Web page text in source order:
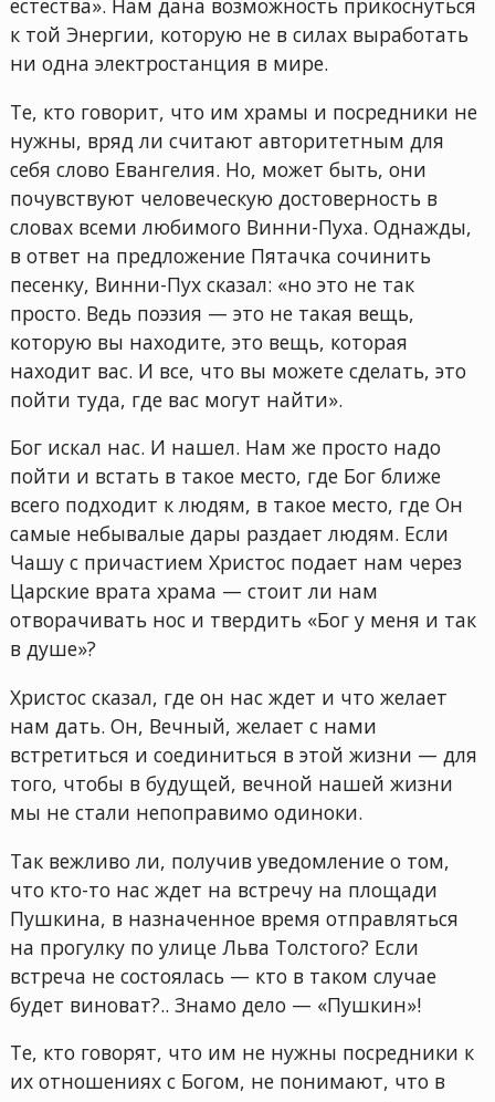
естества». Нам дана возможность прикоснуться
к той Энергии, которую не в силах выработать
ни одна электростанция в мире.
Те, кто говорит, что им храмы и посредники не
нужны, вряд ли считают авторитетным для
себя слово Евангелия. Но, может быть, они
почувствуют человеческую достоверность в
словах всеми любимого Винни-Пуха. Однажды,
в ответ на предложение Пятачка сочинить
песенку, Винни-Пух сказал: «но это не так
просто. Ведь поэзия — это не такая вещь,
которую вы находите, это вещь, которая
находит вас. И все, что вы можете сделать, это
пойти туда, где вас могут найти».
Бог искал нас. И нашел. Нам же просто надо
пойти и встать в такое место, где Бог ближе
всего подходит к людям, в такое место, где Он
самые небывалые дары раздает людям. Если
Чашу с причастием Христос подает нам через
Царские врата храма — стоит ли нам
отворачивать нос и твердить «Бог у меня и так
в душе»?
Христос сказал, где он нас ждет и что желает
нам дать. Он, Вечный, желает с нами
встретиться и соединиться в этой жизни — для
того, чтобы в будущей, вечной нашей жизни
мы не стали непоправимо одиноки.
Так вежливо ли, получив уведомление о том,
что кто-то нас ждет на встречу на площади
Пушкина, в назначенное время отправляться
на прогулку по улице Льва Толстого? Если
встреча не состоялась — кто в таком случае
будет виноват?.. Знамо дело — «Пушкин»!
Те, кто говорят, что им не нужны посредники к
их отношениях с Богом, не понимают, что в